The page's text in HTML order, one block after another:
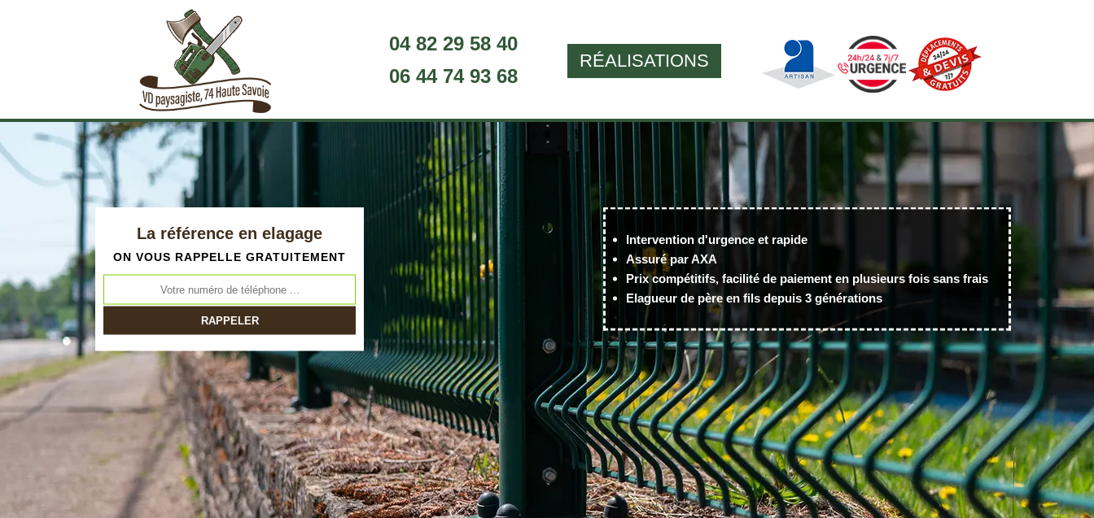
04 82 29 58 40
06 44 74 93 68
RÉALISATIONS
La référence en elagage
ON VOUS RAPPELLE GRATUITEMENT
Intervention d'urgence et rapide
Assuré par AXA
Prix compétitifs, facilité de paiement en plusieurs fois sans frais
Elagueur de père en fils depuis 3 générations